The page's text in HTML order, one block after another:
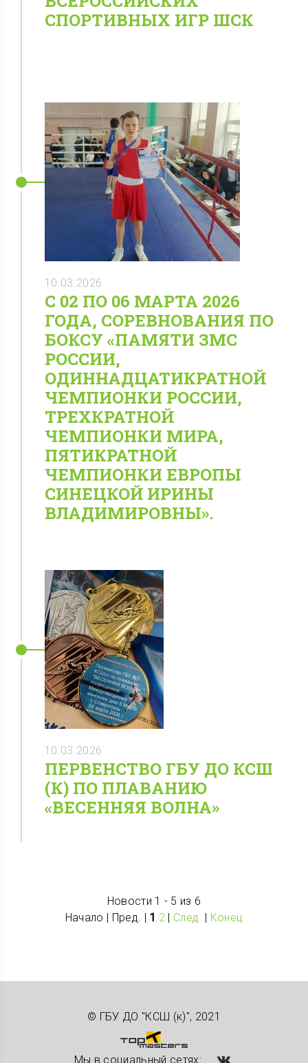
СПОРТИВНЫХ ИГР ШСК
10.03.2026
С 02 ПО 06 МАРТА 2026
ГОДА, СОРЕВНОВАНИЯ ПО
БОКСУ «ПАМЯТИ ЗМС
РОССИИ,
ОДИННАДЦАТИКРАТНОЙ
ЧЕМПИОНКИ РОССИИ,
ТРЕХКРАТНОЙ
ЧЕМПИОНКИ МИРА,
ПЯТИКРАТНОЙ
ЧЕМПИОНКИ ЕВРОПЫ
СИНЕЦКОЙ ИРИНЫ
ВЛАДИМИРОВНЫ».
10.03.2026
ПЕРВЕНСТВО ГБУ ДО КСШ
(К) ПО ПЛАВАНИЮ
«ВЕСЕННЯЯ ВОЛНА»
Новости 1 - 5 из 6
Начало | Пред. | 1 2 | След. | Конец
© ГБУ ДО "КСШ (к)", 2021
Мы в социальный сетях: